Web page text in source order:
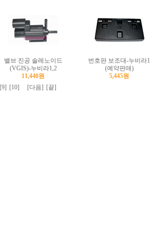
밸브 진공 솔레노이드
(VGIS)-누비라1,2
11,440원
번호판 보조대-누비라1
(예약판매)
5,445원
[9] [10] [다음] [끝]